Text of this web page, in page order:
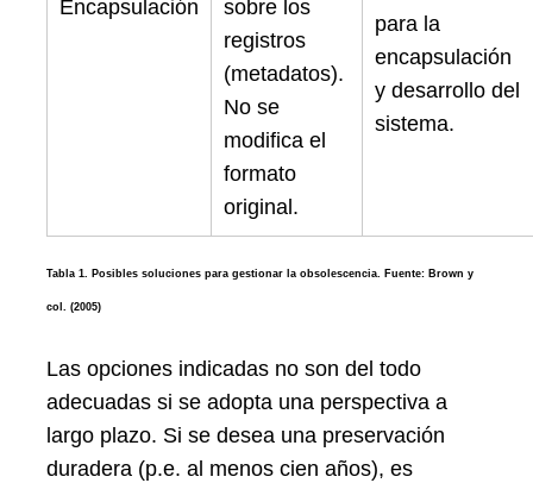
Encapsulación
sobre los
registros
(metadatos).
No se
modifica el
formato
original.
para la
encapsulación
y desarrollo del
sistema.
Tabla 1. Posibles soluciones para gestionar la obsolescencia. Fuente: Brown y
col. (2005)
Las opciones indicadas no son del todo
adecuadas si se adopta una perspectiva a
largo plazo. Si se desea una preservación
duradera (p.e. al menos cien años), es